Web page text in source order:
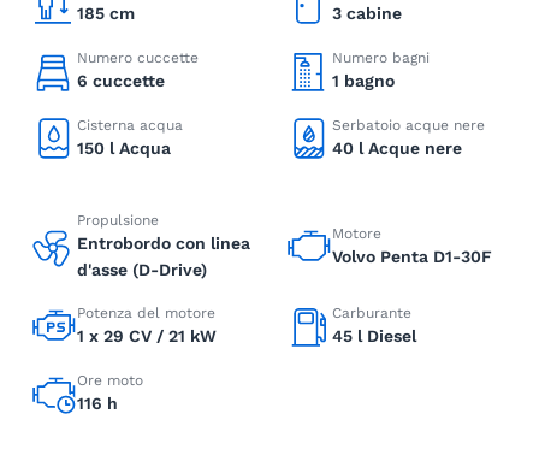
185 cm 3 cabine
Numero cuccette
6 cuccette
Numero bagni
1 bagno
Cisterna acqua
150 l Acqua
Serbatoio acque nere
40 l Acque nere
Propulsione
Entrobordo con linea
d'asse (D-Drive)
Motore
Volvo Penta D1-30F
Potenza del motore
1 x 29 CV / 21 kW
Carburante
45 l Diesel
Ore moto
116 h